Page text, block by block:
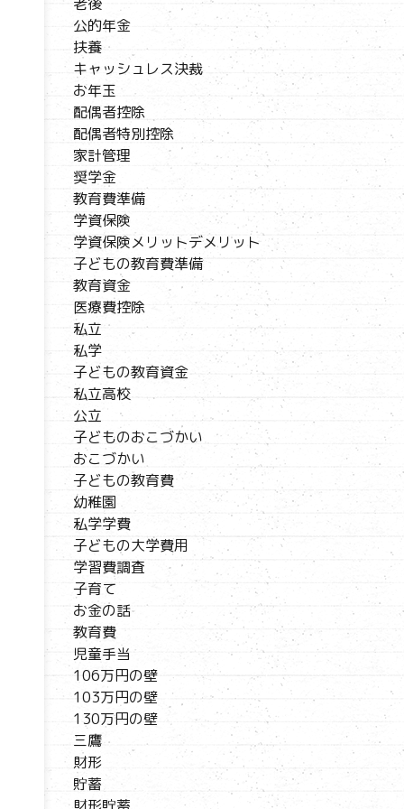
公的年金
扶養
キャッシュレス決裁
お年玉
配偶者控除
配偶者特別控除
家計管理
奨学金
教育費準備
学資保険
学資保険メリットデメリット
子どもの教育費準備
教育資金
医療費控除
私立
私学
子どもの教育資金
私立高校
公立
子どものおこづかい
おこづかい
子どもの教育費
幼稚園
私学学費
子どもの大学費用
学習費調査
子育て
お金の話
教育費
児童手当
106万円の壁
103万円の壁
130万円の壁
三鷹
財形
貯蓄